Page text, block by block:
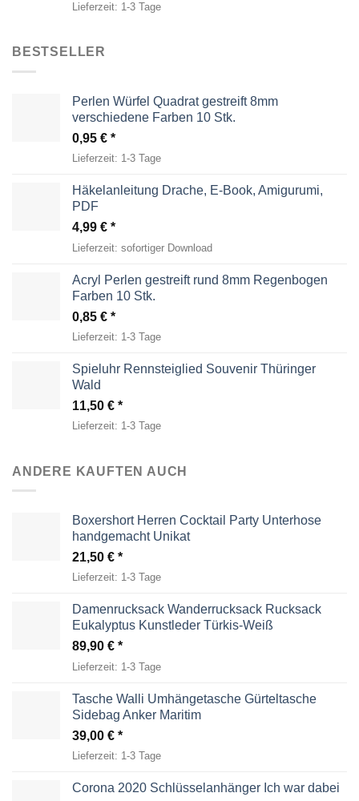
Lieferzeit: 1-3 Tage
BESTSELLER
Perlen Würfel Quadrat gestreift 8mm
verschiedene Farben 10 Stk.
0,95 €
Lieferzeit: 1-3 Tage
Häkelanleitung Drache, E-Book, Amigurumi,
PDF
4,99 €
Lieferzeit: sofortiger Download
Acryl Perlen gestreift rund 8mm Regenbogen
Farben 10 Stk.
0,85 €
Lieferzeit: 1-3 Tage
Spieluhr Rennsteiglied Souvenir Thüringer
Wald
11,50 €
Lieferzeit: 1-3 Tage
ANDERE KAUFTEN AUCH
Boxershort Herren Cocktail Party Unterhose
handgemacht Unikat
21,50 €
Lieferzeit: 1-3 Tage
Damenrucksack Wanderrucksack Rucksack
Eukalyptus Kunstleder Türkis-Weiß
89,90 €
Lieferzeit: 1-3 Tage
Tasche Walli Umhängetasche Gürteltasche
Sidebag Anker Maritim
39,00 €
Lieferzeit: 1-3 Tage
Corona 2020 Schlüsselanhänger Ich war dabei